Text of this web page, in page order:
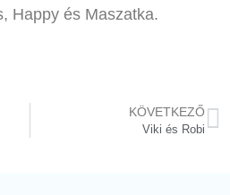
Happy és Maszatka.
KÖVETKEZŐ
Viki és Robi